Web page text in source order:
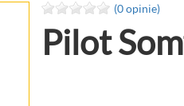
(0 opinie)
Pilot